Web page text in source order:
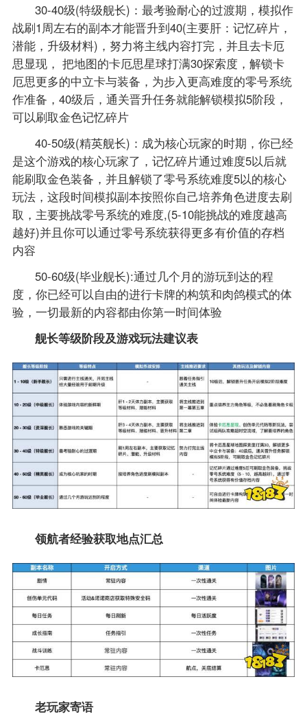
30-40级(特级舰长)：最考验耐心的过渡期，模拟作
战刷1周左右的副本才能晋升到40(主要肝：记忆碎片，
潜能，升级材料)，努力将主线内容打完，并且去卡厄
思显现， 把地图的卡厄思星球打满30探索度，解锁卡
厄思更多的中立卡与装备，为步入更高难度的零号系统
作准备，40级后，通关晋升任务就能解锁模拟5阶段，
可以刷取金色记忆碎片
40-50级(精英舰长)：成为核心玩家的时期，你已经
是这个游戏的核心玩家了，记忆碎片通过难度5以后就
能刷取金色装备，并且解锁了零号系统难度5以的核心
玩法，这段时间模拟副本按照你自己培养角色进度去刷
取，主要挑战零号系统的难度,(5-10能挑战的难度越高
越好)并且你可以通过零号系统获得更多有价值的存档
内容
50-60级(毕业舰长):通过几个月的游玩到达的程
度，你已经可以自由的进行卡牌的构筑和肉鸽模式的体
验，一切最新的内容都由你第一时间体验
舰长等级阶段及游戏玩法建议表
领航者经验获取地点汇总
老玩家寄语